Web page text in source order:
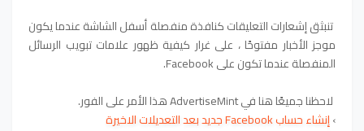
تنبثق إشعارات التعليقات كنافذة منفصلة أسفل الشاشة عندما يكون
موجز الأخبار مفتوحًا ، على غرار كيفية ظهور علامات تبويب الرسائل
المنفصلة عندما تكون على Facebook.
لاحظنا جميعًا هنا في AdvertiseMint هذا الأمر على الفور.
›إنشاء حساب Facebook جديد بعد التعديلات الاخيرة